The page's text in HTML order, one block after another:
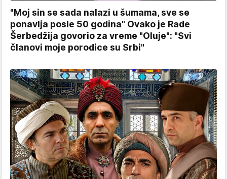
"Moj sin se sada nalazi u šumama, sve se
ponavlja posle 50 godina" Ovako je Rade
Šerbedžija govorio za vreme "Oluje": "Svi
članovi moje porodice su Srbi"